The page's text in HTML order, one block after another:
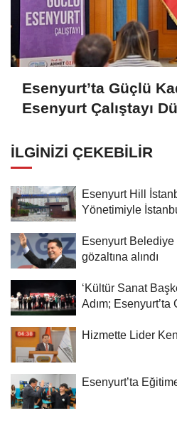
Esenyurt’ta Güçlü
Esenyurt Çalıştayı
İLGINIZI ÇEKEBILIR
Esenyurt Hill
Yönetimiyle
Esenyurt Belediye
gözaltına alındı
‘Kültür Sanat
Adım; Esenyurt’ta
Hizmette Lider
Esenyurt’ta